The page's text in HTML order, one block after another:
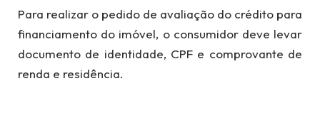
Para realizar o pedido de avaliação do crédito para
financiamento do imóvel, o consumidor deve levar
documento de identidade, CPF e comprovante de
renda e residência.